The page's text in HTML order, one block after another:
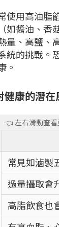
使用高油脂
如醬油、香
量、高鹽、
統的挑戰。
。
健康的潛在
常見如滷製
過量攝取會
高脂飲食也